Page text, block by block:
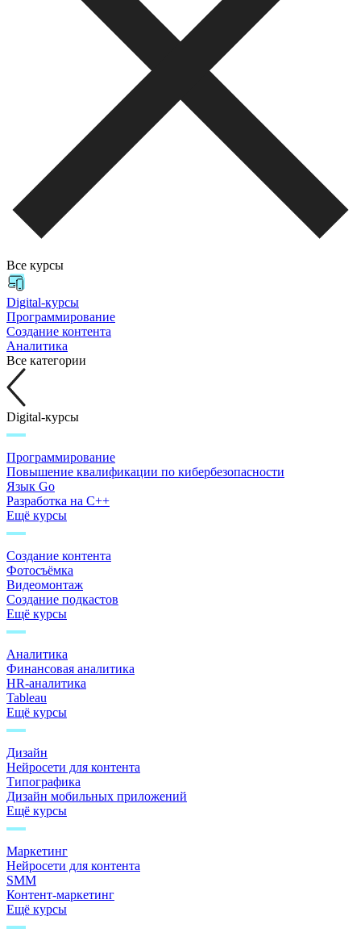
Все курсы
Digital-курсы
Программирование
Создание контента
Аналитика
Все категории
Digital-курсы
Программирование
Повышение квалификации по кибербезопасности
Язык Go
Разработка на C++
Ещё курсы
Создание контента
Фотосъёмка
Видеомонтаж
Создание подкастов
Ещё курсы
Аналитика
Финансовая аналитика
HR-аналитика
Tableau
Ещё курсы
Дизайн
Нейросети для контента
Типографика
Дизайн мобильных приложений
Ещё курсы
Маркетинг
Нейросети для контента
SMM
Контент-маркетинг
Ещё курсы